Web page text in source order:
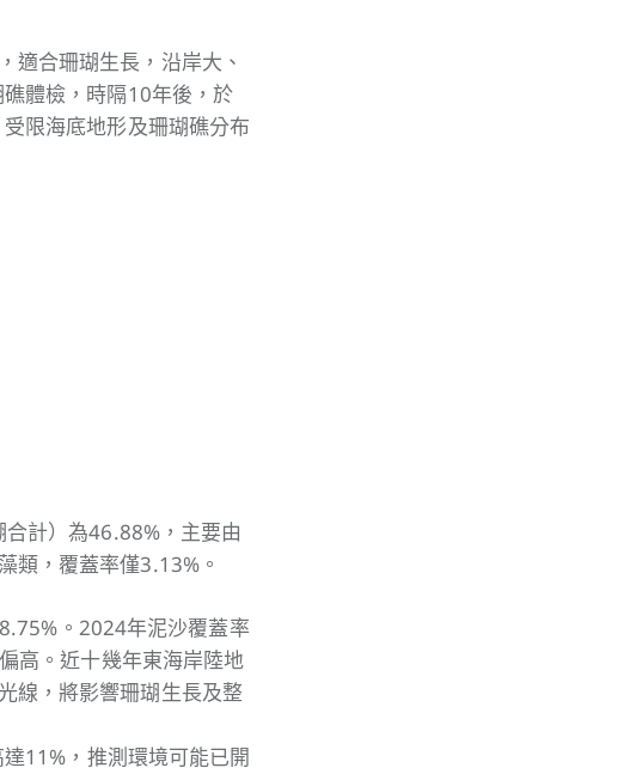
適合珊瑚生長，沿岸大、
體檢，時隔10年後，於
限海底地形及珊瑚礁分布
計）為46.88%，主要由
類，覆蓋率僅3.13%。
。2024年泥沙覆蓋率
高。近十幾年東海岸陸地
線，將影響珊瑚生長及整
11%，推測環境可能已開